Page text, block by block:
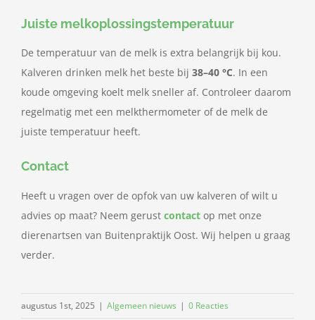
Juiste melkoplossingstemperatuur
De temperatuur van de melk is extra belangrijk bij kou.
Kalveren drinken melk het beste bij 38–40 °C. In een
koude omgeving koelt melk sneller af. Controleer daarom
regelmatig met een melkthermometer of de melk de
juiste temperatuur heeft.
Contact
Heeft u vragen over de opfok van uw kalveren of wilt u
advies op maat? Neem gerust contact op met onze
dierenartsen van Buitenpraktijk Oost. Wij helpen u graag
verder.
augustus 1st, 2025 | Algemeen nieuws | 0 Reacties